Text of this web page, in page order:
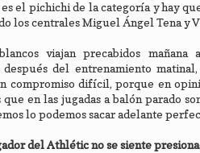
el pichichi de la categoría y hay
los centrales Miguel Ángel Tena y
viajan precabidos mañana
del entrenamiento matinal,
compromiso difícil, porque en
que en las jugadas a balón parado
lo podemos sacar adelante
del Athlétic no se siente